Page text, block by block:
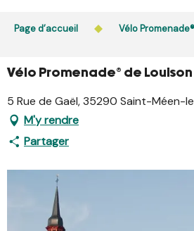
est interdit chaque jour de 21h à
En savoir plus
Page d’accueil Vélo
Vélo Promenade® de
5 Rue de Gaël, 35290 Saint-Méen-
M'y rendre
Partager